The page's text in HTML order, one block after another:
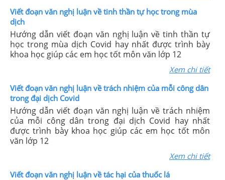
Viết đoạn văn nghị luận về tinh thần tự học trong mùa
dịch
Hướng dẫn viết đoạn văn nghị luận về tinh thần tự
học trong mùa dịch Covid hay nhất được trình bày
khoa học giúp các em học tốt môn văn lớp 12
Xem chi tiết
Viết đoạn văn nghị luận về trách nhiệm của mỗi công dân
trong đại dịch Covid
Hướng dẫn viết đoạn văn nghị luận về trách nhiệm
của mỗi công dân trong đại dịch Covid hay nhất
được trình bày khoa học giúp các em học tốt môn
văn lớp 12
Xem chi tiết
Viết đoạn văn nghị luận về tác hại của thuốc lá